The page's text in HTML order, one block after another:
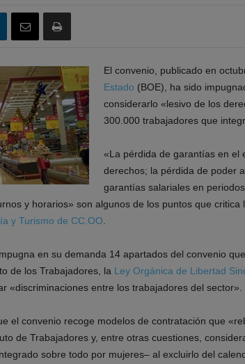
El convenio, publicado en
Estado (BOE), ha sido
considerarlo «lesivo de los
300.000 trabajadores que
«La pérdida de garantías en el
derechos; la pérdida de poder
garantías salariales en
y horarios» son algunos de los puntos que critica
y Turismo de CC.OO
en su demanda 14 apartados del convenio
de los Trabajadores, la Ley Orgánica de Libertad
«discriminaciones entre los trabajadores del sector».
el convenio recoge modelos de contratación que
de Trabajadores y, entre otras cuestiones,
sobre todo por mujeres– al excluirlo del